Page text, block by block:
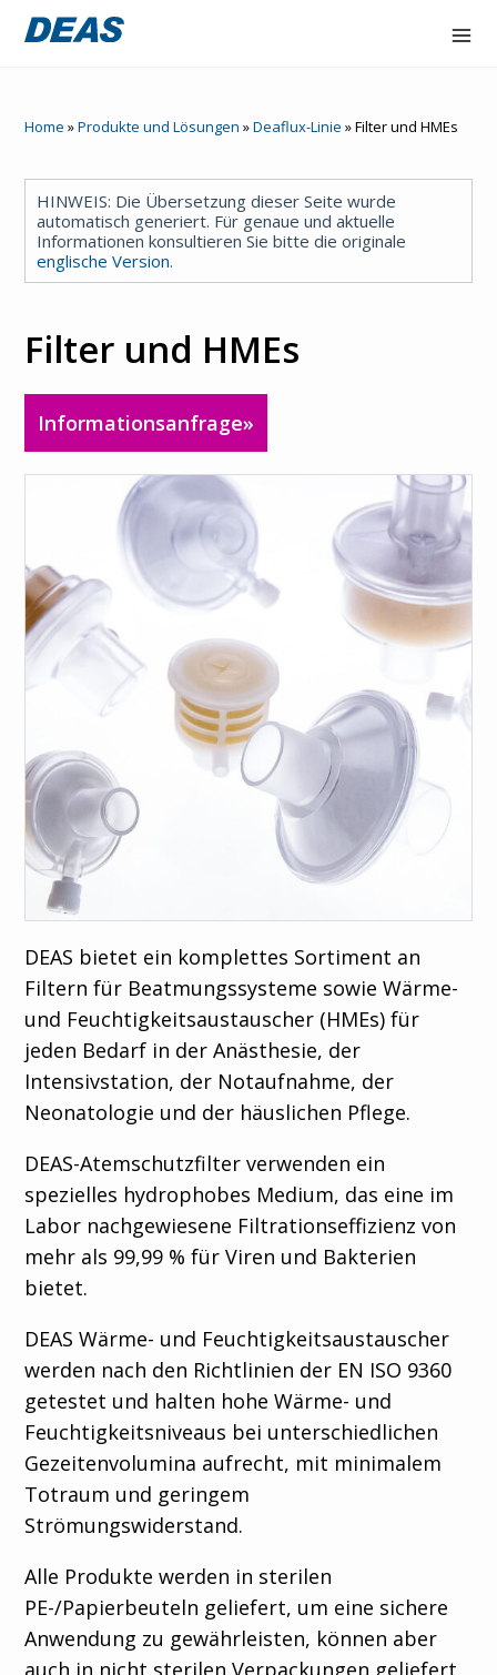
Italiano
Français
Español
English
Suche
Deaflux line
FlowOne
NAIR
Home »Produkte und Lösungen »Deaflux-Linie »Filter und HMEs
HINWEIS: Die Übersetzung dieser Seite wurde
automatisch generiert. Für genaue und aktuelle
Informationen konsultieren Sie bitte die originale
englische Version.
Filter und HMEs
Informationsanfrage»
DEAS bietet ein komplettes Sortiment an
Filtern für Beatmungssysteme sowie Wärme-
und Feuchtigkeitsaustauscher (HMEs) für
jeden Bedarf in der Anästhesie, der
Intensivstation, der Notaufnahme, der
Neonatologie und der häuslichen Pflege.
DEAS-Atemschutzfilter verwenden ein
spezielles hydrophobes Medium, das eine im
Labor nachgewiesene Filtrationseffizienz von
mehr als 99,99 % für Viren und Bakterien
bietet.
DEAS Wärme- und Feuchtigkeitsaustauscher
werden nach den Richtlinien der EN ISO 9360
getestet und halten hohe Wärme- und
Feuchtigkeitsniveaus bei unterschiedlichen
Gezeitenvolumina aufrecht, mit minimalem
Totraum und geringem
Strömungswiderstand.
Alle Produkte werden in sterilen
PE-/Papierbeuteln geliefert, um eine sichere
Anwendung zu gewährleisten, können aber
auch in nicht sterilen Verpackungen geliefert